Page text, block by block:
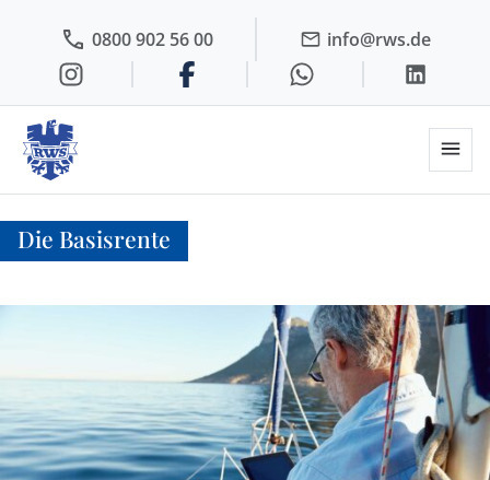
0800 902 56 00 info@rws.de
Die Basisrente